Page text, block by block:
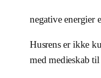
negative energier
Husrens er ikke
med medieskab